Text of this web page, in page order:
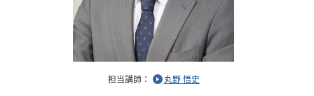
担当講師： 丸野 悟史